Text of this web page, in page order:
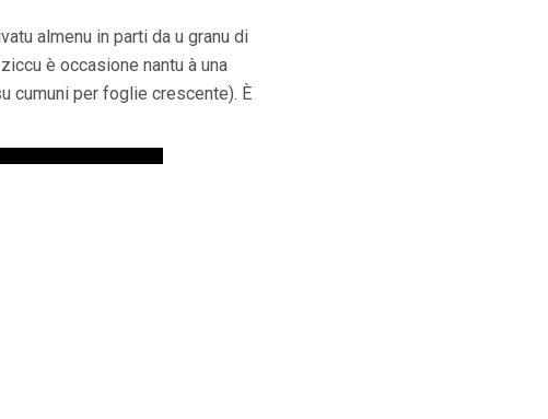
almenu in parti da u granu di
è occasione nantu à una
cumuni per foglie crescente). È